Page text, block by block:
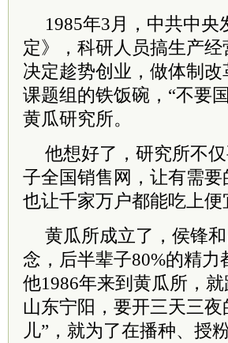
1985年3月， 中共中央
定》，科研人员搞生产
决定趁势创业，做体制
课题组的铁饭碗，“不要
黄瓜研究所。
他想好了，研究所不
子全国销售网，让有需
也让千家万户都能吃上
黄瓜所成立了，侯锋
念，后半辈子80%的精
他1986年来到黄瓜所，
山东宁阳，要开三天三
儿”，就为了在播种、授